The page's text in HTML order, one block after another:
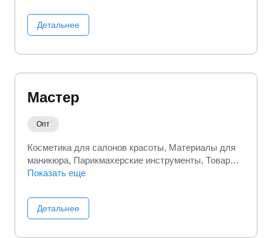
Детальнее
Мастер
Опт
Косметика для салонов красоты Материалы для
маникюра Парикмахерские инструменты Товары
для бизнеса Товары для салонов красоты
Показать еще
Детальнее